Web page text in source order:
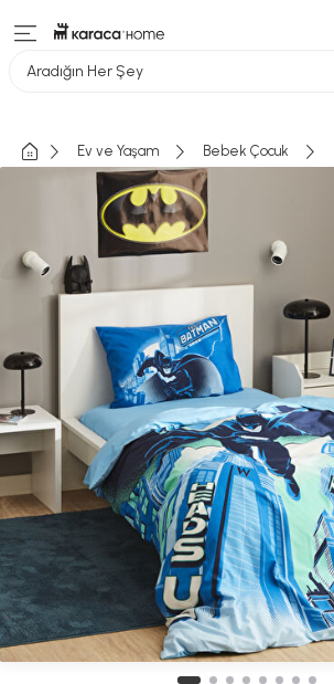
Aradığın Her Şey
Ev ve Yaşam Bebek Çocuk